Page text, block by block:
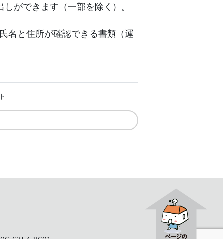
ができます（一部を除く）。
名と住所が確認できる書類（運